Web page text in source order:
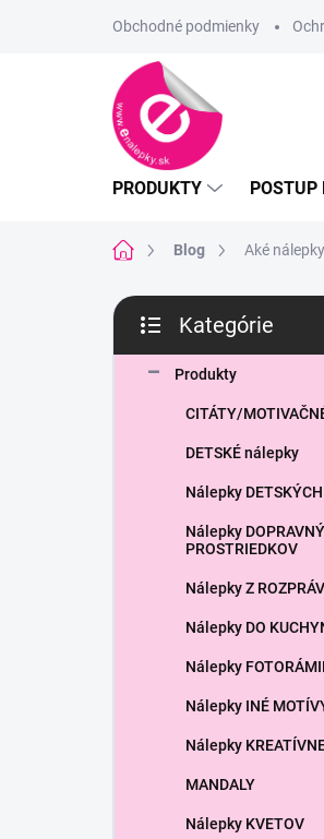
Obchodné podmienky
PRODUKTY POSTUP
DomovBlog Aké
B
č
kategórie
Kategórie
Produkty
CITÁTY/
DETSKÉ nálepky
Nálepky
Nálepky
PROSTRIEDKOV
Nálepky Z
Nálepky DO
Nálepky
Nálepky INÉ
Nálepky
MANDALY
Nálepky KVETOV